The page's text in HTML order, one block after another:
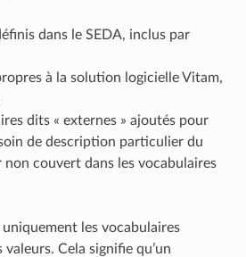
dans le SEDA, inclus par
à la solution logicielle Vitam,
dits « externes » ajoutés pour
de description particulier du
couvert dans les vocabulaires
uniquement les vocabulaires
Cela signifie qu’un